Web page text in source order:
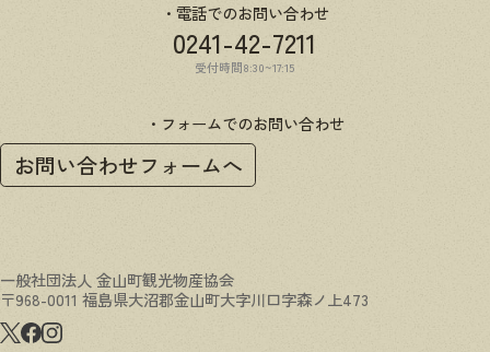
電話でのお問い合わせ
0241-42-7211
受付時間8:30~17:15
フォームでのお問い合わせ
お問い合わせフォームへ
一般社団法人 金山町観光物産協会
〒968-0011 福島県大沼郡金山町大字川口字森ノ上473